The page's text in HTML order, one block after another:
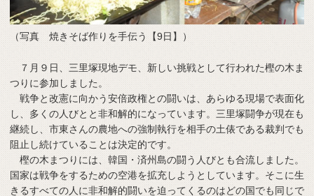
（写真 焼きそば作りを手伝う【9日】）
７月９日、三里塚現地デモ、新しい挑戦として行われた樫の木ま
つりに参加しました。
戦争と改憲に向かう安倍政権との闘いは、あらゆる現場で表面化
し、多くの人びとと非和解的になっています。三里塚闘争が現在も
継続し、市東さんの農地への強制執行を相手の土俵である裁判でも
阻止し続けていることは決定的です。
樫の木まつりには、韓国・済州島の闘う人びとも合流しました。
国家は戦争をするための空港を拡充しようとしています。そこに生
きるすべての人に非和解的闘いを迫ってくるのはどの国でも同じで